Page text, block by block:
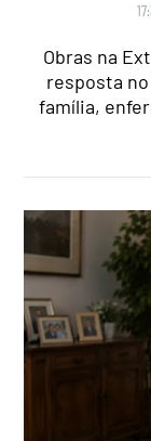
Obras na
resposta
família,